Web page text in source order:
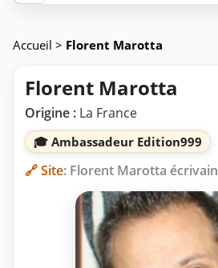
Accueil > Florent Marotta
Florent Marotta
Origine : La France
🎓 Ambassadeur Edition999
🔗 Site: Florent Marotta écrivain